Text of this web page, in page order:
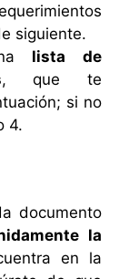
siguiente.
lista de
, que te
si no
4.
documento
la
en la